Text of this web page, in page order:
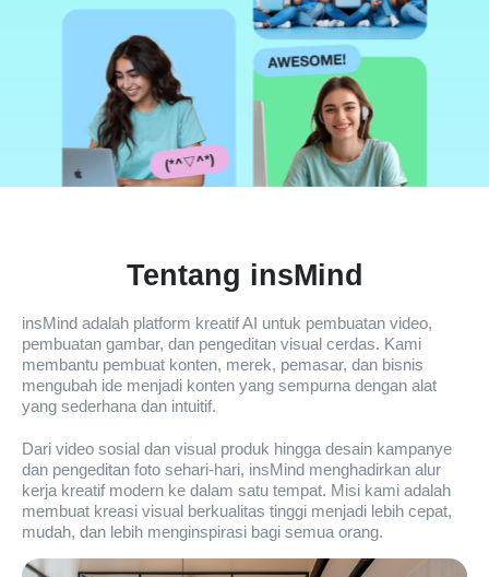
Tentang insMind
insMind adalah platform kreatif AI untuk pembuatan video,
pembuatan gambar, dan pengeditan visual cerdas. Kami
membantu pembuat konten, merek, pemasar, dan bisnis
mengubah ide menjadi konten yang sempurna dengan alat
yang sederhana dan intuitif.
Dari video sosial dan visual produk hingga desain kampanye
dan pengeditan foto sehari-hari, insMind menghadirkan alur
kerja kreatif modern ke dalam satu tempat. Misi kami adalah
membuat kreasi visual berkualitas tinggi menjadi lebih cepat,
mudah, dan lebih menginspirasi bagi semua orang.